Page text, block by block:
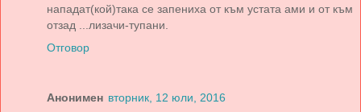
нападат(кой)така се запениха от към устата ами и от към
отзад ...лизачи-тупани.
Отговор
Анонимен вторник, 12 юли, 2016